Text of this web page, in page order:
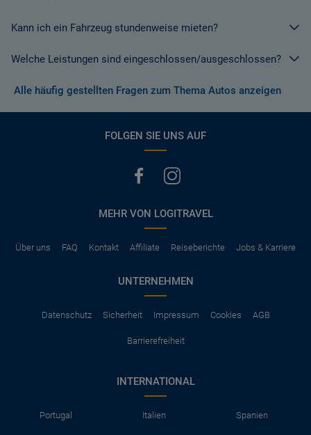
Informationen finden Sie in den Bedingungen des Vermieters.
Ja. Für jeden zusätzlichen Fahrer muss am Zielort ein Zuschlag
Sonderangebot informiert, bei dem ein zusätzlicher Fahrer
Kann ich ein Fahrzeug stundenweise mieten?
Derzeit ist der Mindestzeitraum für eine Autoanmietung 24
Welche Leistungen sind eingeschlossen/ausgeschlossen?
Normalerweise werden Ihnen in den AGB's die Leistungen beim
Abschluss der Buchung aufgezeigt. Wenn nicht anders
(Normalerweise mit SB)
Die folgenden Leistungen sind normalerweise im Mietpreis
Parkhäuser, Maut, Steuern, Strafzettel
Kindersitze, GPS, Schneeketten
Alle häufig gestellten Fragen zum Thema Autos anzeigen
FOLGEN SIE UNS AUF
MEHR VON LOGITRAVEL
Über uns FAQ Kontakt Affiliate Reiseberichte Jobs & Karriere
UNTERNEHMEN
Datenschutz Sicherheit Impressum Cookies AGB
Barrierefreiheit
INTERNATIONAL
Portugal Italien Spanien